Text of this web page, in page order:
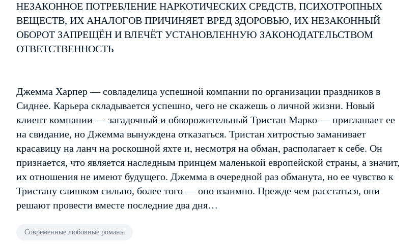
НЕЗАКОННОЕ ПОТРЕБЛЕНИЕ НАРКОТИЧЕСКИХ СРЕДСТВ, ПСИХОТРОПНЫХ
ВЕЩЕСТВ, ИХ АНАЛОГОВ ПРИЧИНЯЕТ ВРЕД ЗДОРОВЬЮ, ИХ НЕЗАКОННЫЙ
ОБОРОТ ЗАПРЕЩЁН И ВЛЕЧЁТ УСТАНОВЛЕННУЮ ЗАКОНОДАТЕЛЬСТВОМ
ОТВЕТСТВЕННОСТЬ
Джемма Харпер — совладелица успешной компании по организации праздников в
Сиднее. Карьера складывается успешно, чего не скажешь о личной жизни. Новый
клиент компании — загадочный и обворожительный Тристан Марко — приглашает ее
на свидание, но Джемма вынуждена отказаться. Тристан хитростью заманивает
красавицу на ланч на роскошной яхте и, несмотря на обман, располагает к себе. Он
признается, что является наследным принцем маленькой европейской страны, а значит,
их отношения не имеют будущего. Джемма в очередной раз обманута, но ее чувство к
Тристану слишком сильно, более того — оно взаимно. Прежде чем расстаться, они
решают провести вместе последние два дня…
Современные любовные романы